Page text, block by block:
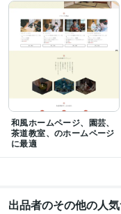
上コンテスト受賞 ココナラ
ココナラ「プラチナランク
資格・検定
Google アナリティクス個人
プログラミング言語・フレ
CSS:8年HTML:10年
ビジネス・クリエイティ
STUDIO:0年Wix:2年
Google スプレッドシート:5年
Yahoo!タグマネージャー:12
和風ホームページ、園芸、
茶道教室、のホームページ
に最適
出品者のその他の人